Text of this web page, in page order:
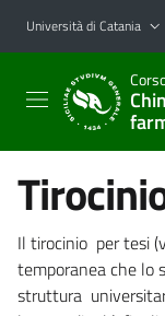
Vai al contenuto
Vai al menu di
Università di Catania
Il tirocinio per tesi
temporanea che lo
struttura